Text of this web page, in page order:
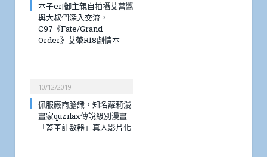
本子er|御主親自拍攝艾蕾醬
與大叔們深入交流，
C97《Fate/Grand
Order》艾蕾R18劇情本
10/12/2019
佩服廠商膽識，知名蘿莉漫
畫家quzilax傳說級別漫畫
「蓋革計數器」真人影片化